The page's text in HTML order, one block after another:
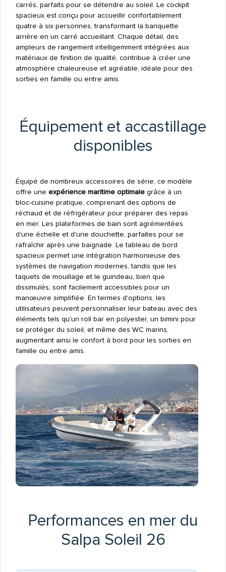
carrés, parfaits pour se détendre au soleil. Le cockpit
spacieux est conçu pour accueillir confortablement
quatre à six personnes, transformant la banquette
arrière en un carré accueillant. Chaque détail, des
ampleurs de rangement intelligemment intégrées aux
matériaux de finition de qualité, contribue à créer une
atmosphère chaleureuse et agréable, idéale pour des
sorties en famille ou entre amis.
Équipement et accastillage
disponibles
Équipé de nombreux accessoires de série, ce modèle
offre une expérience maritime optimalegrâce à un
bloc-cuisine pratique, comprenant des options de
réchaud et de réfrigérateur pour préparer des repas
en mer. Les plateformes de bain sont agrémentées
d'une échelle et d'une douchette, parfaites pour se
rafraîchir après une baignade. Le tableau de bord
spacieux permet une intégration harmonieuse des
systèmes de navigation modernes, tandis que les
taquets de mouillage et le guindeau, bien que
dissimulés, sont facilement accessibles pour un
manœuvre simplifiée. En termes d'options, les
utilisateurs peuvent personnaliser leur bateau avec des
éléments tels qu'un roll bar en polyester, un bimini pour
se protéger du soleil, et même des WC marins,
augmentant ainsi le confort à bord pour les sorties en
famille ou entre amis.
Performances en mer du
Salpa Soleil 26